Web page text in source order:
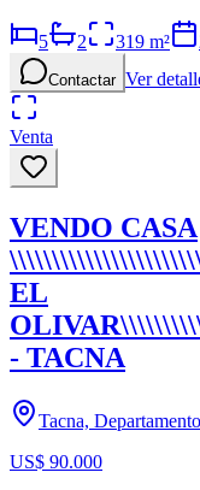
5 2 319 m²
Contactar Ver
Venta
VENDO CASA
EL
- TACNA
Tacna,
US$ 90.000